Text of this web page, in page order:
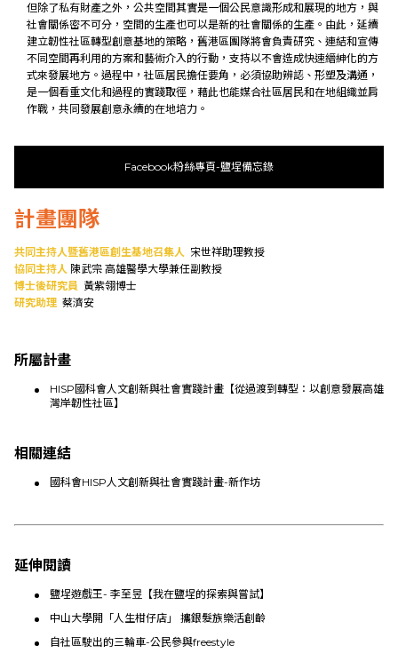
但除了私有財產之外，公共空間其實是一個公民意識形成和展現的地方，與
社會關係密不可分，空間的生產也可以是新的社會關係的生產。由此，延續
建立韌性社區轉型創意基地的策略，舊港區團隊將會負責研究、連結和宣傳
不同空間再利用的方案和藝術介入的行動，支持以不會造成快速縉紳化的方
式來發展地方。過程中，社區居民擔任要角，必須協助辨認、形塑及溝通，
是一個看重文化和過程的實踐取徑，藉此也能媒合社區居民和在地組織並肩
作戰，共同發展創意永續的在地培力。
Facebook粉絲專頁-鹽埕備忘錄
計畫團隊
共同主持人暨舊港區創生基地召集人 宋世祥助理教授
協同主持人 陳武宗 高雄醫學大學兼任副教授
博士後研究員 黃紫翎博士
研究助理 蔡濟安
所屬計畫
HISP國科會人文創新與社會實踐計畫【從過渡到轉型：以創意發展高雄
灣岸韌性社區】
相關連結
國科會HISP人文創新與社會實踐計畫-新作坊
延伸閱讀
鹽埕遊戲王- 李至昱【我在鹽埕的探索與嘗試】
中山大學開「人生柑仔店」 攜銀髮族樂活創齡
自社區駛出的三輪車-公民參與freestyle